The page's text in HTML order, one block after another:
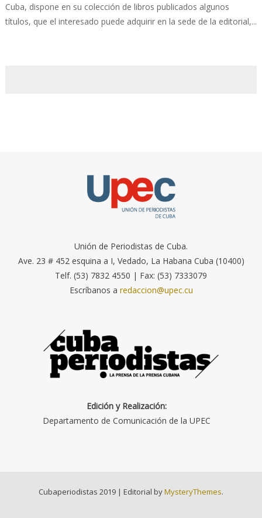
Cuba, dispone en su colección de libros publicados algunos
títulos, que el interesado puede adquirir en la sede de la editorial,...
Unión de Periodistas de Cuba.
Ave. 23 # 452 esquina a I, Vedado, La Habana Cuba (10400)
Telf. (53) 7832 4550 | Fax: (53) 7333079
Escríbanos a redaccion@upec.cu
Edición y Realización:
Departamento de Comunicación de la UPEC
Cubaperiodistas 2019 | Editorial byMysteryThemes.